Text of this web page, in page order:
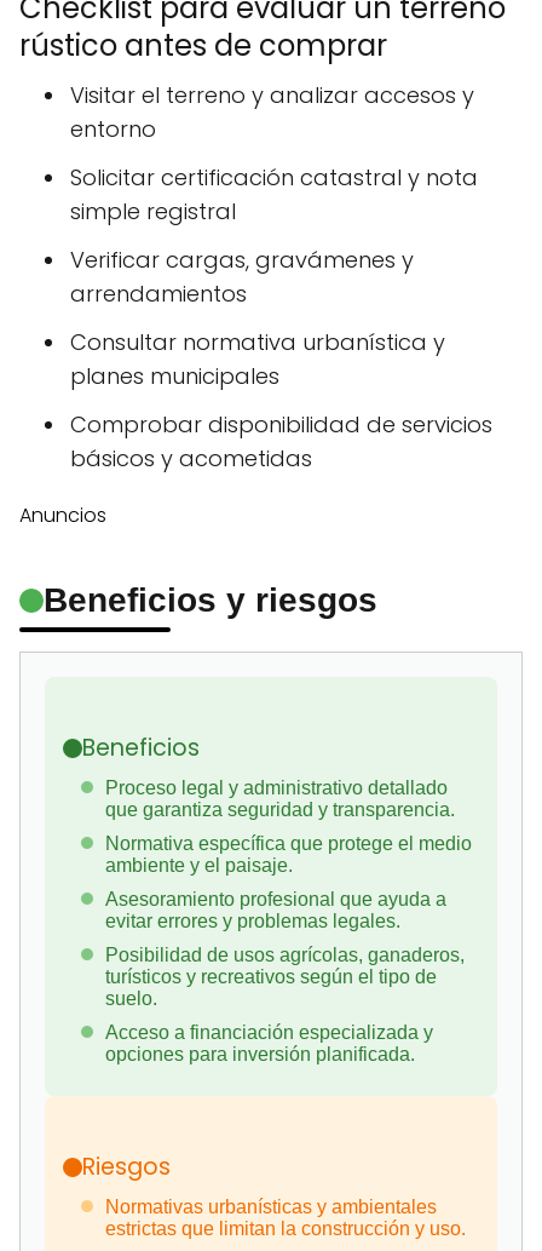
rústico antes de comprar
Visitar el terreno y analizar accesos y
entorno
Solicitar certificación catastral y nota
simple registral
Verificar cargas, gravámenes y
arrendamientos
Consultar normativa urbanística y
planes municipales
Comprobar disponibilidad de servicios
básicos y acometidas
Anuncios
Beneficios y riesgos
Beneficios
Proceso legal y administrativo detallado
que garantiza seguridad y transparencia.
Normativa específica que protege el medio
ambiente y el paisaje.
Asesoramiento profesional que ayuda a
evitar errores y problemas legales.
Posibilidad de usos agrícolas, ganaderos,
turísticos y recreativos según el tipo de
suelo.
Acceso a financiación especializada y
opciones para inversión planificada.
Riesgos
Normativas urbanísticas y ambientales
estrictas que limitan la construcción y uso.